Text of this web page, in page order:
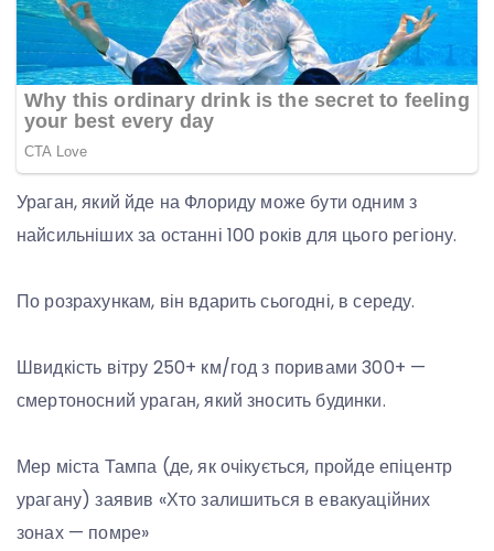
Ураган, який йде на Флориду може бути одним з
найсильніших за останні 100 років для цього регіону.
По розрахункам, він вдарить сьогодні, в середу.
Швидкість вітру 250+ км/год з поривами 300+ —
смертоносний ураган, який зносить будинки.
Мер міста Тампа (де, як очікується, пройде епіцентр
урагану) заявив «Хто залишиться в евакуаційних
зонах — помре»